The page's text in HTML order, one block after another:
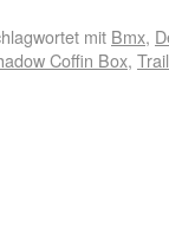
mit Bmx,
Coffin Box,